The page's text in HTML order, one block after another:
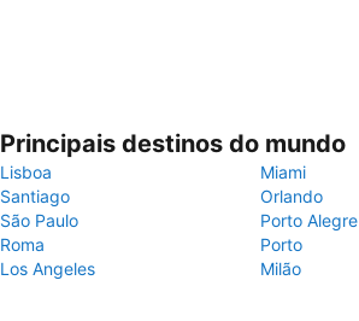
Principais destinos do mundo
Lisboa
Miami
Santiago
Orlando
São Paulo
Porto Alegre
Roma
Porto
Los Angeles
Milão